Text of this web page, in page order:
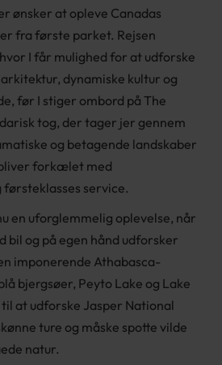
ønsker at opleve Canadas
fra første parket. Rejsen
I får mulighed for at udforske
dynamiske kultur og
før I stiger ombord på The
tog, der tager jer gennem
og betagende landskaber
forkælet med
service.
en uforglemmelig oplevelse, når
bil og på egen hånd udforsker
imponerende Athabasca-
bjergsøer, Peyto Lake og Lake
at udforske Jasper National
ture og måske spotte vilde
natur.